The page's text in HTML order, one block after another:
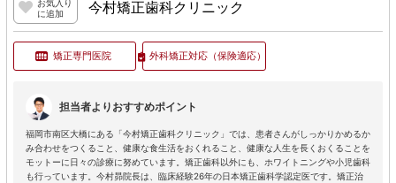
お気入り
に追加
今村矯正歯科クリニック
矯正専門医院 外科矯正対応（保険適応）
担当者よりおすすめポイント
福岡市南区大橋にある「今村矯正歯科クリニック」では、患者さんがしっかりかめるか
み合わせをつくること、健康な食生活をおくれること、健康な人生を長くおくることを
モットーに日々の診療に努めています。矯正歯科以外にも、ホワイトニングや小児歯科
も行っています。今村昴院長は、臨床経験26年の日本矯正歯科学認定医です。矯正治